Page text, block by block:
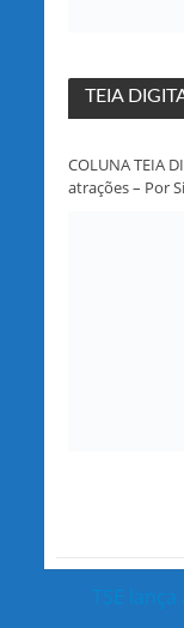
TEIA
COLUNA TEIA
atrações – Por
TSE